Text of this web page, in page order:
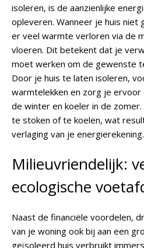
isoleren, is de aanzienlijke
opleveren. Wanneer je huis
er veel warmte verloren via de
vloeren. Dit betekent dat je
moet werken om de gewenste
Door je huis te laten isoleren,
warmtelekken en zorg je
de winter en koeler in de
te stoken of te koelen, wat
verlaging van je energierekening.
Milieuvriendelijk:
ecologische
Naast de financiële voordelen,
van je woning ook bij aan een
geïsoleerd huis verbruikt